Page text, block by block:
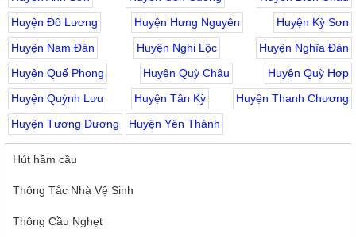
Huyện Đô Lương
Huyện Hưng Nguyên
Huyện Kỳ Sơn
Huyện Nam Đàn
Huyện Nghi Lộc
Huyện Nghĩa Đàn
Huyện Quế Phong
Huyện Quỳ Châu
Huyện Quỳ Hợp
Huyện Quỳnh Lưu
Huyện Tân Kỳ
Huyện Thanh Chương
Huyện Tương Dương
Huyện Yên Thành
Hút hầm cầu
Thông Tắc Nhà Vệ Sinh
Thông Cầu Nghẹt